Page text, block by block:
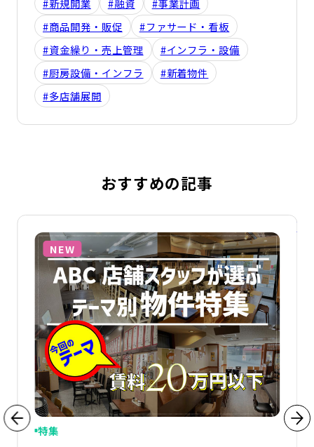
#新規開業 #融資
#事業計画
#商品開発・販促
#ファサード・看板
#資金繰り・売上管理
#インフラ・設備
#厨房設備・インフラ
#新着物件
#多店舗展開
おすすめの記事
細を見る
NEW
特集